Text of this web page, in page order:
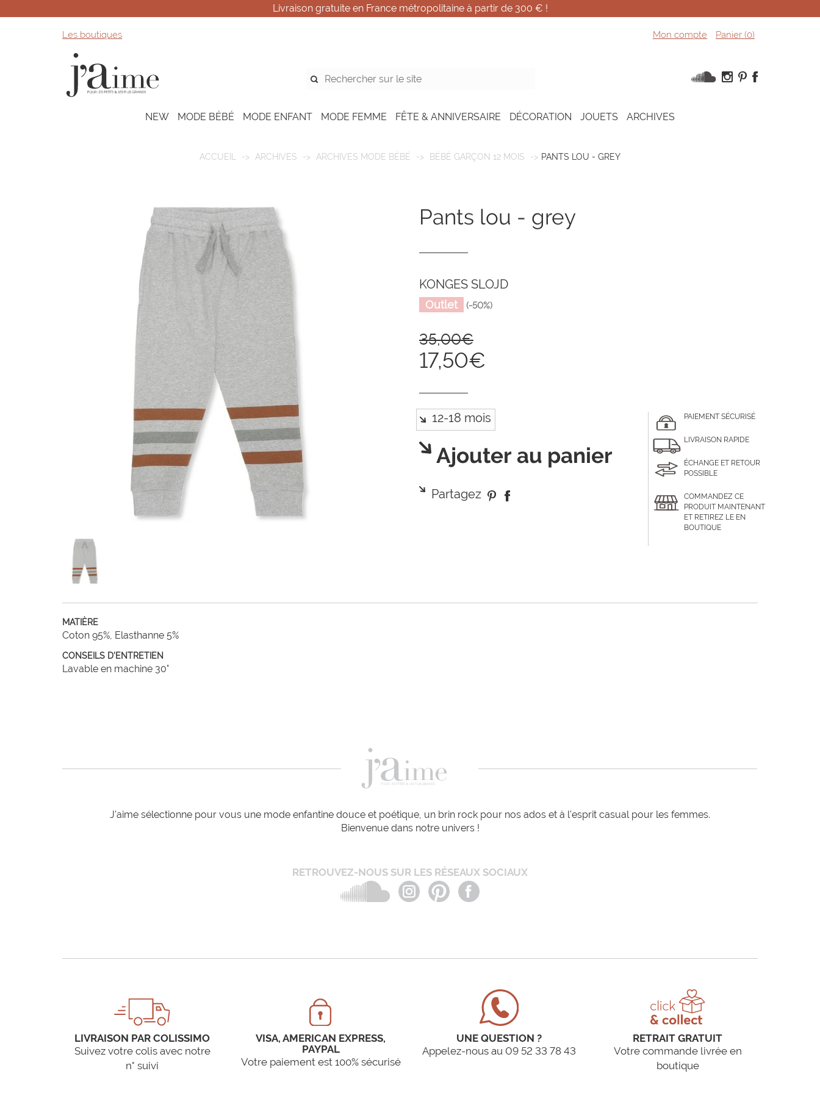
Livraison gratuite en France métropolitaine à partir de 300 € !
Les boutiques Mon compte Panier (0)
NEW MODE BÉBÉ MODE ENFANT MODE FEMME FÊTE & ANNIVERSAIRE DÉCORATION JOUETS ARCHIVES
ACCUEIL ARCHIVES ARCHIVES MODE BÉBÉ BÉBÉ GARÇON 12 MOIS PANTS LOU - GREY
pants lou - grey
KONGES SLOJD
Outlet (-50%)
35,00€
17,50€
Ajouter au panier
Partagez
PAIEMENT SÉCURISÉ
LIVRAISON RAPIDE
ÉCHANGE ET RETOUR
POSSIBLE
COMMANDEZ CE
PRODUIT MAINTENANT
ET RETIREZ LE EN
BOUTIQUE
MATIÈRE
Coton 95%, Elasthanne 5%
CONSEILS D'ENTRETIEN
Lavable en machine 30°
J'aime sélectionne pour vous une mode enfantine douce et poétique, un brin rock pour nos ados et à l'esprit casual pour les femmes.
Bienvenue dans notre univers !
RETROUVEZ-NOUS SUR LES RÉSEAUX SOCIAUX
LIVRAISON PAR COLISSIMO
Suivez votre colis avec notre
n° suivi
VISA, AMERICAN EXPRESS,
PAYPAL
Votre paiement est 100% sécurisé
UNE QUESTION ?
Appelez-nous au 09 52 33 78 43
RETRAIT GRATUIT
Votre commande livrée en
boutique